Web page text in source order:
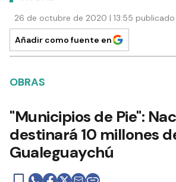
26 de octubre de 2020 | 13:55
Añadir como fuente en
OBRAS
"Municipios de Pie":
destinará 10 millones
Gualeguaychú